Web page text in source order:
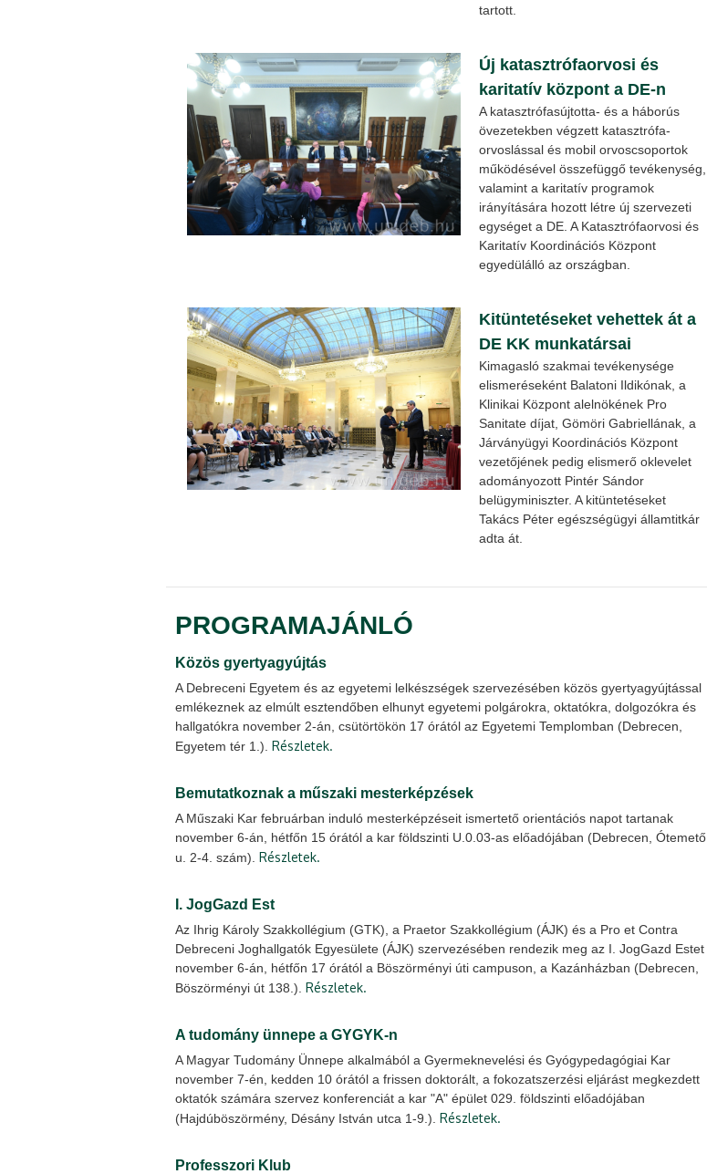
tartott.
Új katasztrófaorvosi és
karitatív központ a DE-n
A katasztrófasújtotta- és a háborús
övezetekben végzett katasztrófa-
orvoslással és mobil orvoscsoportok
működésével összefüggő tevékenység,
valamint a karitatív programok
irányítására hozott létre új szervezeti
egységet a DE. A Katasztrófaorvosi és
Karitatív Koordinációs Központ
egyedülálló az országban.
Kitüntetéseket vehettek át a
DE KK munkatársai
Kimagasló szakmai tevékenysége
elismeréseként Balatoni Ildikónak, a
Klinikai Központ alelnökének Pro
Sanitate díjat, Gömöri Gabriellának, a
Járványügyi Koordinációs Központ
vezetőjének pedig elismerő oklevelet
adományozott Pintér Sándor
belügyminiszter. A kitüntetéseket
Takács Péter egészségügyi államtitkár
adta át.
PROGRAMAJÁNLÓ
Közös gyertyagyújtás
A Debreceni Egyetem és az egyetemi lelkészségek szervezésében közös gyertyagyújtással
emlékeznek az elmúlt esztendőben elhunyt egyetemi polgárokra, oktatókra, dolgozókra és
hallgatókra november 2-án, csütörtökön 17 órától az Egyetemi Templomban (Debrecen,
Egyetem tér 1.). Részletek.
Bemutatkoznak a műszaki mesterképzések
A Műszaki Kar februárban induló mesterképzéseit ismertető orientációs napot tartanak
november 6-án, hétfőn 15 órától a kar földszinti U.0.03-as előadójában (Debrecen, Ótemető
u. 2-4. szám). Részletek.
I. JogGazd Est
Az Ihrig Károly Szakkollégium (GTK), a Praetor Szakkollégium (ÁJK) és a Pro et Contra
Debreceni Joghallgatók Egyesülete (ÁJK) szervezésében rendezik meg az I. JogGazd Estet
november 6-án, hétfőn 17 órától a Böszörményi úti campuson, a Kazánházban (Debrecen,
Böszörményi út 138.). Részletek.
A tudomány ünnepe a GYGYK-n
A Magyar Tudomány Ünnepe alkalmából a Gyermeknevelési és Gyógypedagógiai Kar
november 7-én, kedden 10 órától a frissen doktorált, a fokozatszerzési eljárást megkezdett
oktatók számára szervez konferenciát a kar "A" épület 029. földszinti előadójában
(Hajdúböszörmény, Désány István utca 1-9.). Részletek.
Professzori Klub